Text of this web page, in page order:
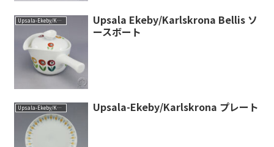
Upsala-Ekeby/Karlskrona
Upsala Ekeby/Karlskrona Bellis ソ
ースボート
Upsala-Ekeby/Karlskrona Upsala-Ekeby/Karlskrona プレート